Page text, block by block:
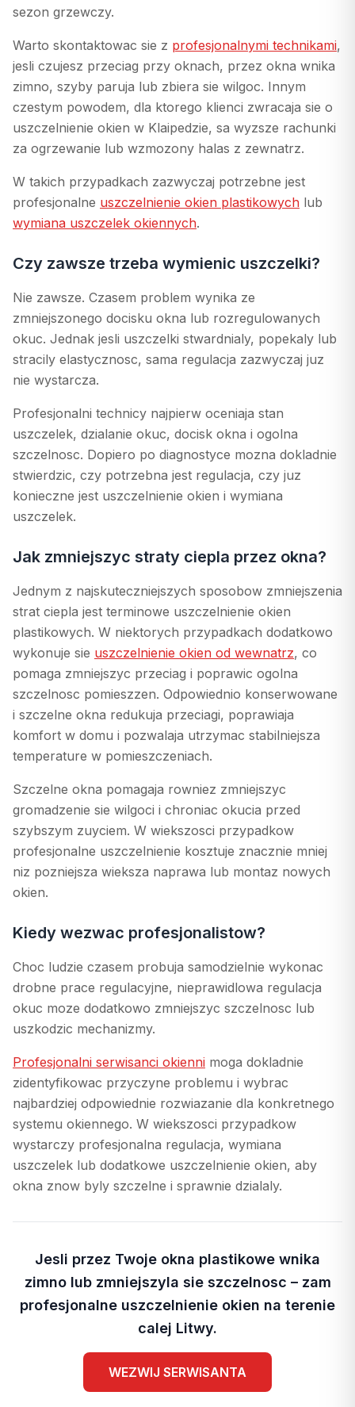
sezon grzewczy.
Warto skontaktowac sie z profesjonalnymi technikami,
jesli czujesz przeciag przy oknach, przez okna wnika
zimno, szyby paruja lub zbiera sie wilgoc. Innym
czestym powodem, dla ktorego klienci zwracaja sie o
uszczelnienie okien w Klaipedzie, sa wyzsze rachunki
za ogrzewanie lub wzmozony halas z zewnatrz.
W takich przypadkach zazwyczaj potrzebne jest
profesjonalne uszczelnienie okien plastikowych lub
wymiana uszczelek okiennych.
Czy zawsze trzeba wymienic uszczelki?
Nie zawsze. Czasem problem wynika ze
zmniejszonego docisku okna lub rozregulowanych
okuc. Jednak jesli uszczelki stwardnialy, popekaly lub
stracily elastycznosc, sama regulacja zazwyczaj juz
nie wystarcza.
Profesjonalni technicy najpierw oceniaja stan
uszczelek, dzialanie okuc, docisk okna i ogolna
szczelnosc. Dopiero po diagnostyce mozna dokladnie
stwierdzic, czy potrzebna jest regulacja, czy juz
konieczne jest uszczelnienie okien i wymiana
uszczelek.
Jak zmniejszyc straty ciepla przez okna?
Jednym z najskuteczniejszych sposobow zmniejszenia
strat ciepla jest terminowe uszczelnienie okien
plastikowych. W niektorych przypadkach dodatkowo
wykonuje sie uszczelnienie okien od wewnatrz, co
pomaga zmniejszyc przeciag i poprawic ogolna
szczelnosc pomieszzen. Odpowiednio konserwowane
i szczelne okna redukuja przeciagi, poprawiaja
komfort w domu i pozwalaja utrzymac stabilniejsza
temperature w pomieszczeniach.
Szczelne okna pomagaja rowniez zmniejszyc
gromadzenie sie wilgoci i chroniac okucia przed
szybszym zuyciem. W wiekszosci przypadkow
profesjonalne uszczelnienie kosztuje znacznie mniej
niz pozniejsza wieksza naprawa lub montaz nowych
okien.
Kiedy wezwac profesjonalistow?
Choc ludzie czasem probuja samodzielnie wykonac
drobne prace regulacyjne, nieprawidlowa regulacja
okuc moze dodatkowo zmniejszyc szczelnosc lub
uszkodzic mechanizmy.
Profesjonalni serwisanci okienni moga dokladnie
zidentyfikowac przyczyne problemu i wybrac
najbardziej odpowiednie rozwiazanie dla konkretnego
systemu okiennego. W wiekszosci przypadkow
wystarczy profesjonalna regulacja, wymiana
uszczelek lub dodatkowe uszczelnienie okien, aby
okna znow byly szczelne i sprawnie dzialaly.
Jesli przez Twoje okna plastikowe wnika
zimno lub zmniejszyla sie szczelnosc – zam
profesjonalne uszczelnienie okien na terenie
calej Litwy.
WEZWIJ SERWISANTA